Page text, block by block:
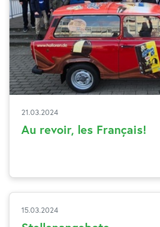
21.03.2024
Au revoir, les Français!
15.03.2024